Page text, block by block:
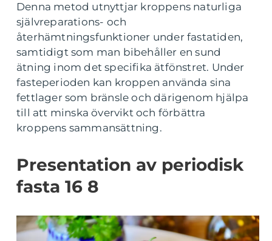
Denna metod utnyttjar kroppens naturliga
självreparations- och
återhämtningsfunktioner under fastatiden,
samtidigt som man bibehåller en sund
ätning inom det specifika ätfönstret. Under
fasteperioden kan kroppen använda sina
fettlager som bränsle och därigenom hjälpa
till att minska övervikt och förbättra
kroppens sammansättning.
Presentation av periodisk
fasta 16 8